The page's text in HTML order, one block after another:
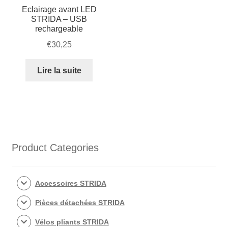
Eclairage avant LED
STRIDA – USB
rechargeable
€30,25
Lire la suite
Product Categories
Accessoires STRIDA
Pièces détachées STRIDA
Vélos pliants STRIDA